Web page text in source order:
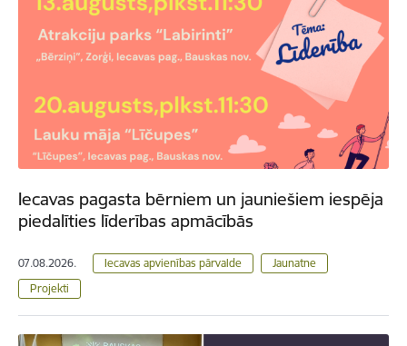
Iecavas pagasta bērniem un jauniešiem iespēja
piedalīties līderības apmācībās
07.08.2026. Iecavas apvienības pārvalde
Jaunatne
Projekti